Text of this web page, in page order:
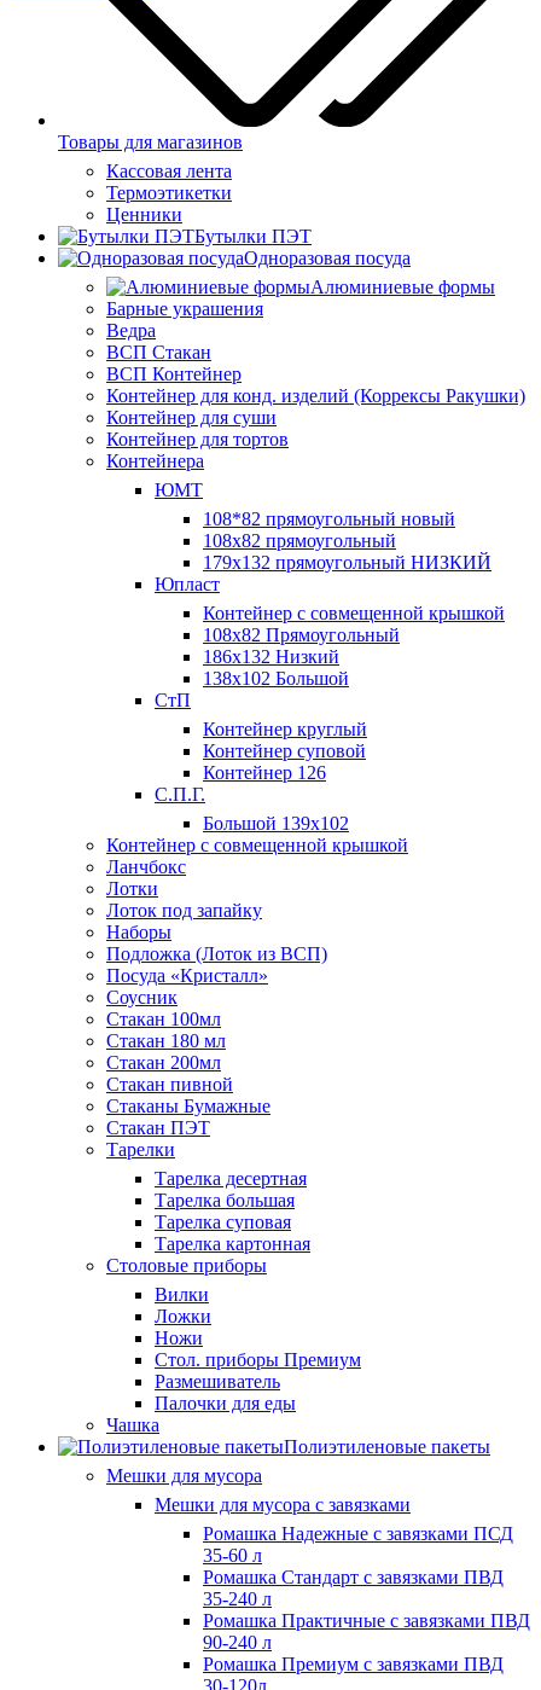
Товары для магазинов
Кассовая лента
Термоэтикетки
Ценники
Бутылки ПЭТ
Одноразовая посуда
Алюминиевые формы
Барные украшения
Ведра
ВСП Стакан
ВСП Контейнер
Контейнер для конд. изделий (Коррексы Ракушки)
Контейнер для суши
Контейнер для тортов
Контейнера
ЮМТ
108*82 прямоугольный новый
108х82 прямоугольный
179х132 прямоугольный НИЗКИЙ
Юпласт
Контейнер с совмещенной крышкой
108х82 Прямоугольный
186х132 Низкий
138х102 Большой
СтП
Контейнер круглый
Контейнер суповой
Контейнер 126
С.П.Г.
Большой 139х102
Контейнер с совмещенной крышкой
Ланчбокс
Лотки
Лоток под запайку
Наборы
Подложка (Лоток из ВСП)
Посуда «Кристалл»
Соусник
Стакан 100мл
Стакан 180 мл
Стакан 200мл
Стакан пивной
Стаканы Бумажные
Стакан ПЭТ
Тарелки
Тарелка десертная
Тарелка большая
Тарелка суповая
Тарелка картонная
Столовые приборы
Вилки
Ложки
Ножи
Стол. приборы Премиум
Размешиватель
Палочки для еды
Чашка
Полиэтиленовые пакеты
Мешки для мусора
Мешки для мусора с завязками
Ромашка Надежные с завязками ПСД
35-60 л
Ромашка Стандарт с завязками ПВД
35-240 л
Ромашка Практичные с завязками ПВД
90-240 л
Ромашка Премиум с завязками ПВД
30-120л